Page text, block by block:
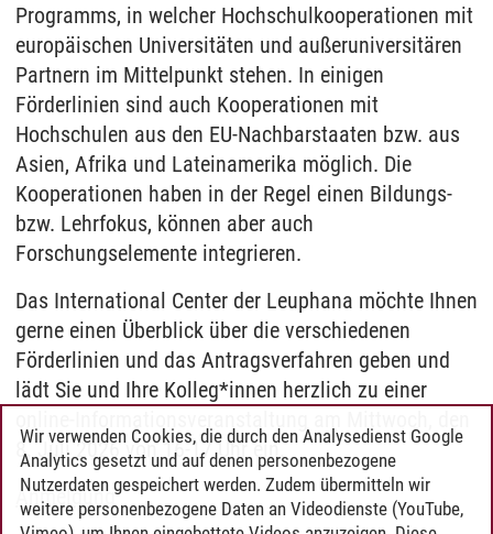
Programms, in welcher Hochschulkooperationen mit
europäischen Universitäten und außeruniversitären
Partnern im Mittelpunkt stehen. In einigen
Förderlinien sind auch Kooperationen mit
Hochschulen aus den EU-Nachbarstaaten bzw. aus
Asien, Afrika und Lateinamerika möglich. Die
Kooperationen haben in der Regel einen Bildungs-
bzw. Lehrfokus, können aber auch
Forschungselemente integrieren.
Das International Center der Leuphana möchte Ihnen
gerne einen Überblick über die verschiedenen
Förderlinien und das Antragsverfahren geben und
lädt Sie und Ihre Kolleg*innen herzlich zu einer
8. Juli 2026 von 16-17 Uhr ein.
Anmeldung
Wir verwenden Cookies, die durch den Analysedienst Google
Analytics gesetzt und auf denen personenbezogene
Nutzerdaten gespeichert werden. Zudem übermitteln wir
weitere personenbezogene Daten an Videodienste (YouTube,